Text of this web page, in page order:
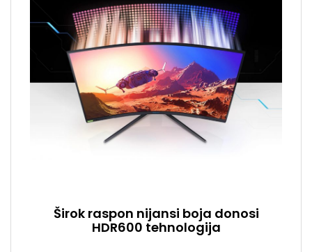
Širok raspon nijansi boja donosi
HDR600 tehnologija